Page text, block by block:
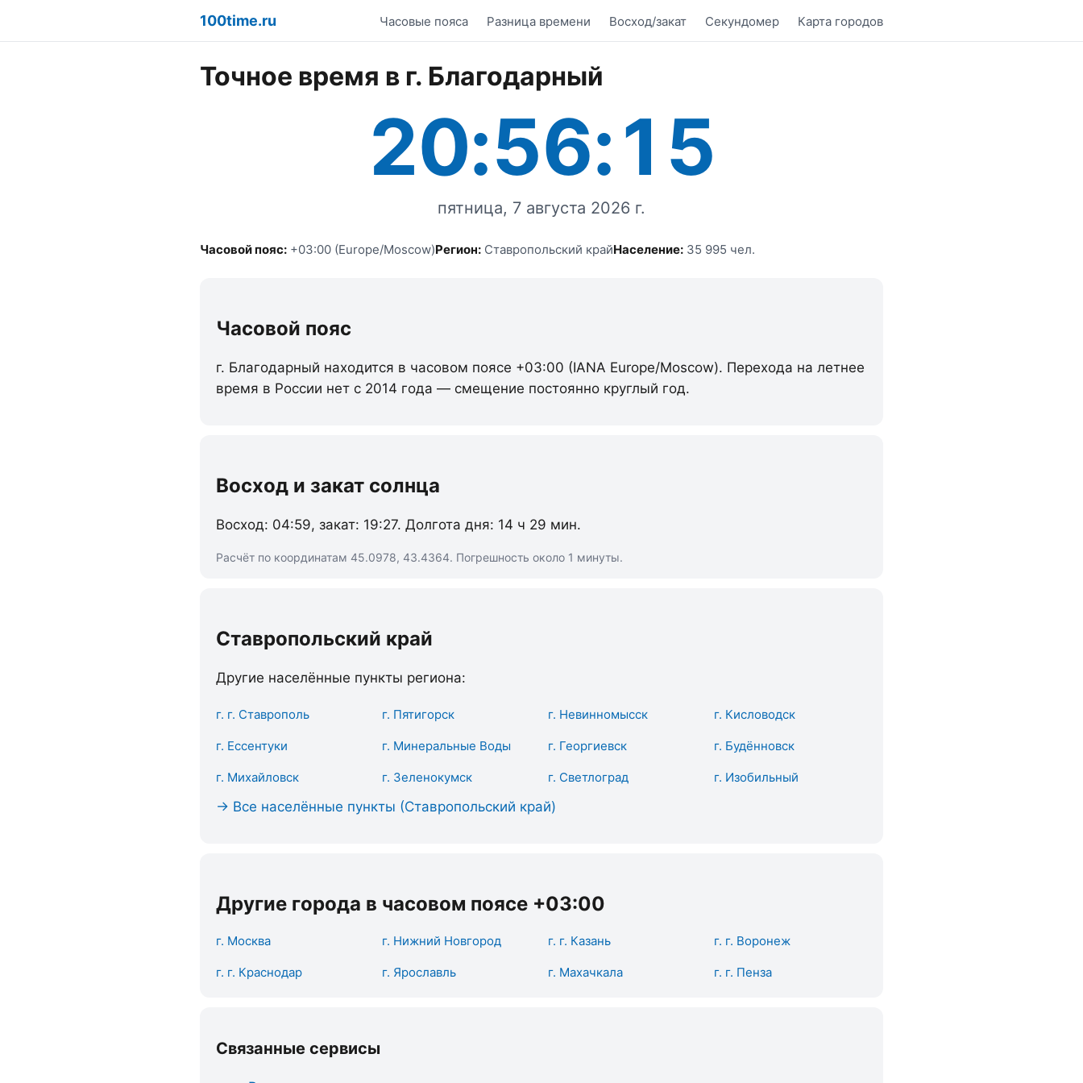
100time.ru Часовые пояса Разница времени Восход/закат Секундомер Карта городов
Точное время в г. Благодарный
20:56:15
пятница, 7 августа 2026 г.
Часовой пояс: +03:00 (Europe/Moscow)Регион: Ставропольский крайНаселение: 35 995 чел.
Часовой пояс
г. Благодарный находится в часовом поясе +03:00 (IANA Europe/Moscow). Перехода на летнее
время в России нет с 2014 года — смещение постоянно круглый год.
Восход и закат солнца
Восход: 04:59, закат: 19:27. Долгота дня: 14 ч 29 мин.
Расчёт по координатам 45.0978, 43.4364. Погрешность около 1 минуты.
Ставропольский край
Другие населённые пункты региона:
г. г. Ставрополь г. Пятигорск г. Невинномысск г. Кисловодск
г. Ессентуки г. Минеральные Воды г. Георгиевск г. Будённовск
г. Михайловск г. Зеленокумск г. Светлоград г. Изобильный
→ Все населённые пункты (Ставропольский край)
Другие города в часовом поясе +03:00
г. Москва г. Нижний Новгород г. г. Казань г. г. Воронеж
г. г. Краснодар г. Ярославль г. Махачкала г. г. Пенза
Связанные сервисы